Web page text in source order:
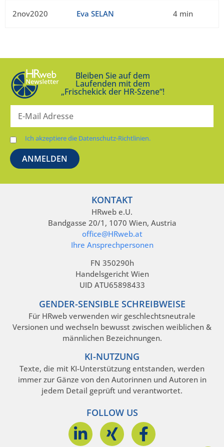
2nov2020 Eva SELAN 4 min
Bleiben Sie auf dem
Laufenden mit dem
„Frischekick der HR-Szene“!
Ich akzeptiere die Datenschutz-Richtlinien.
KONTAKT
HRweb e.U.
Bandgasse 20/1, 1070 Wien, Austria
office@HRweb.at
Ihre Ansprechpersonen
FN 350290h
Handelsgericht Wien
UID ATU65898433
GENDER-SENSIBLE SCHREIBWEISE
Für HRweb verwenden wir geschlechtsneutrale
Versionen und wechseln bewusst zwischen weiblichen &
männlichen Bezeichnungen.
KI-NUTZUNG
Texte, die mit KI-Unterstützung entstanden, werden
immer zur Gänze von den Autorinnen und Autoren in
jedem Detail geprüft und verantwortet.
FOLLOW US